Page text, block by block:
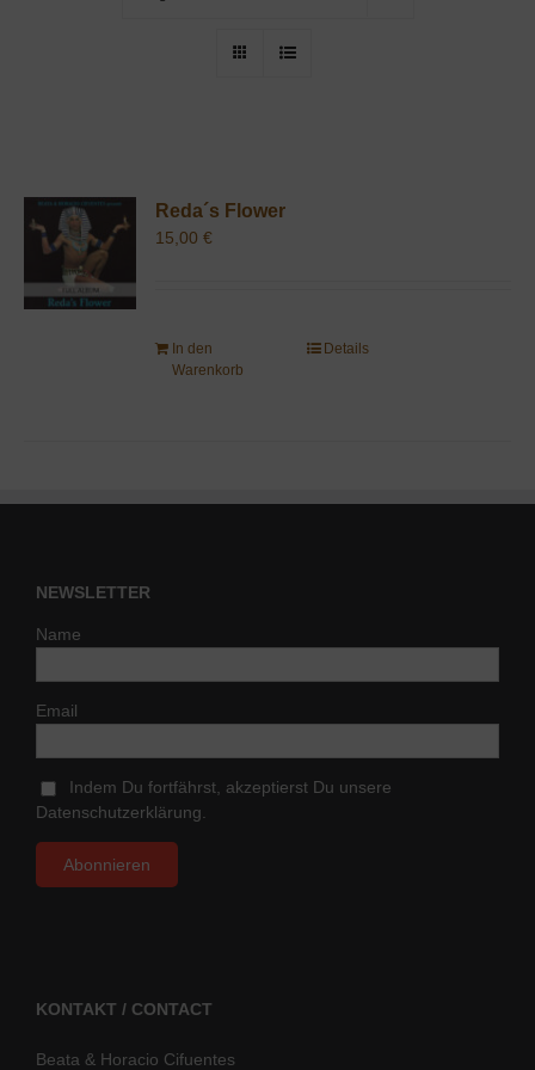
Reda´s Flower
15,00€
In den
Warenkorb
Details
NEWSLETTER
Name
Email
Indem Du fortfährst, akzeptierst Du unsere
Datenschutzerklärung.
KONTAKT / CONTACT
Beata & Horacio Cifuentes